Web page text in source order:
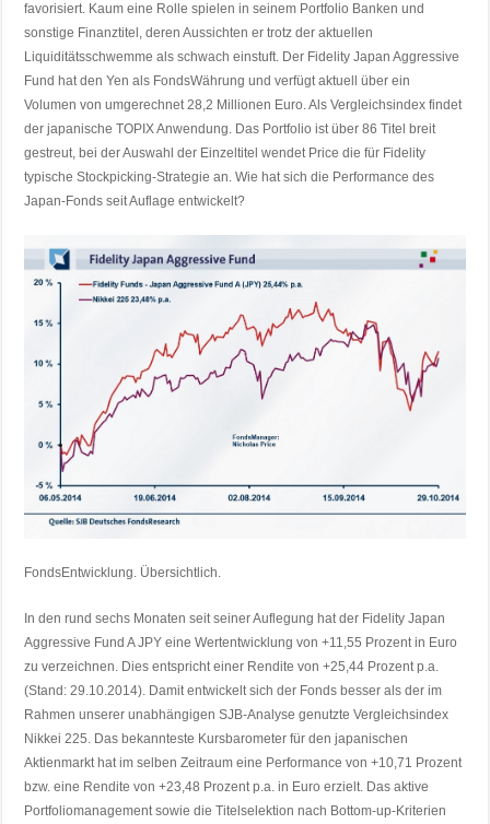
favorisiert. Kaum eine Rolle spielen in seinem Portfolio Banken und
sonstige Finanztitel, deren Aussichten er trotz der aktuellen
Liquiditätsschwemme als schwach einstuft. Der Fidelity Japan Aggressive
Fund hat den Yen als FondsWährung und verfügt aktuell über ein
Volumen von umgerechnet 28,2 Millionen Euro. Als Vergleichsindex findet
der japanische TOPIX Anwendung. Das Portfolio ist über 86 Titel breit
gestreut, bei der Auswahl der Einzeltitel wendet Price die für Fidelity
typische Stockpicking-Strategie an. Wie hat sich die Performance des
Japan-Fonds seit Auflage entwickelt?
FondsEntwicklung. Übersichtlich.
In den rund sechs Monaten seit seiner Auflegung hat der Fidelity Japan
Aggressive Fund A JPY eine Wertentwicklung von +11,55 Prozent in Euro
zu verzeichnen. Dies entspricht einer Rendite von +25,44 Prozent p.a.
(Stand: 29.10.2014). Damit entwickelt sich der Fonds besser als der im
Rahmen unserer unabhängigen SJB-Analyse genutzte Vergleichsindex
Nikkei 225. Das bekannteste Kursbarometer für den japanischen
Aktienmarkt hat im selben Zeitraum eine Performance von +10,71 Prozent
bzw. eine Rendite von +23,48 Prozent p.a. in Euro erzielt. Das aktive
Portfoliomanagement sowie die Titelselektion nach Bottom-up-Kriterien